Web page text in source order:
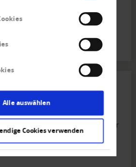
Alle auswählen
Cookies verwenden
von den Vereinigten
mit China könnte,
auch die Schweizer…
Pfändungsvollzüge und
sind im vergangenen Jahr
Zugelegt haben auch
Verwertungen. Stark…